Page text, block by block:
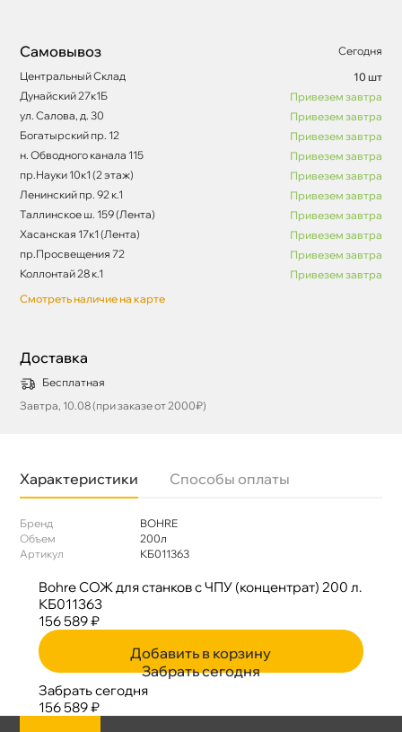
Самовывоз
Сегодня
Центральный Склад
10 шт
Дунайский 27к1Б
Привезем завтра
ул. Салова, д. 30
Привезем завтра
Богатырский пр. 12
Привезем завтра
н. Обводного канала 115
Привезем завтра
пр.Науки 10к1 (2 этаж)
Привезем завтра
Ленинский пр. 92 к.1
Привезем завтра
Таллинское ш. 159 (Лента)
Привезем завтра
Хасанская 17к1 (Лента)
Привезем завтра
пр.Просвещения 72
Привезем завтра
Коллонтай 28 к.1
Привезем завтра
Смотреть наличие на карте
Доставка
Бесплатная
Завтра, 10.08 (при заказе от 2000₽)
Характеристики Способы оплаты
Бренд
BOHRE
Объем
200л
Артикул
КБ011363
Bohre СОЖ для станков с ЧПУ (концентрат) 200 л.
КБ011363
156 589 ₽
Добавить в корзину
Забрать сегодня
Забрать сегодня
156 589 ₽